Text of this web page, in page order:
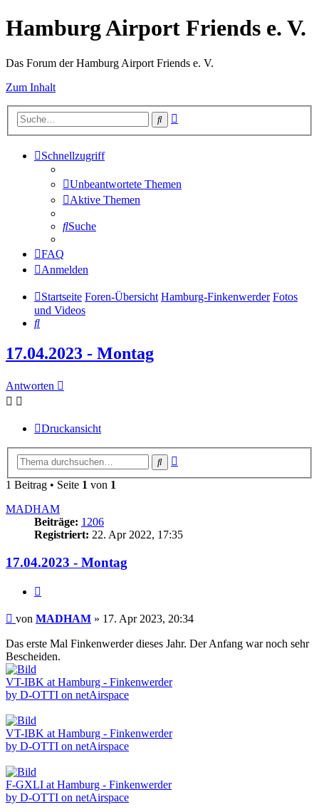
Hamburg Airport Friends e. V.
Das Forum der Hamburg Airport Friends e. V.
Zum Inhalt
Suche
Schnellzugriff
Unbeantwortete Themen
Aktive Themen
Suche
FAQ
Anmelden
Startseite Foren-Übersicht Hamburg-Finkenwerder Fotos
und Videos
Suche
17.04.2023 - Montag
Antworten
Druckansicht
Suche
1 Beitrag • Seite 1 von 1
MADHAM
Beiträge: 1206
Registriert: 22. Apr 2022, 17:35
17.04.2023 - Montag
Beitrag
von MADHAM » 17. Apr 2023, 20:34
Das erste Mal Finkenwerder dieses Jahr. Der Anfang war noch sehr
Bescheiden.
VT-IBK at Hamburg - Finkenwerder
by D-OTTI on netAirspace
VT-IBK at Hamburg - Finkenwerder
by D-OTTI on netAirspace
F-GXLI at Hamburg - Finkenwerder
by D-OTTI on netAirspace